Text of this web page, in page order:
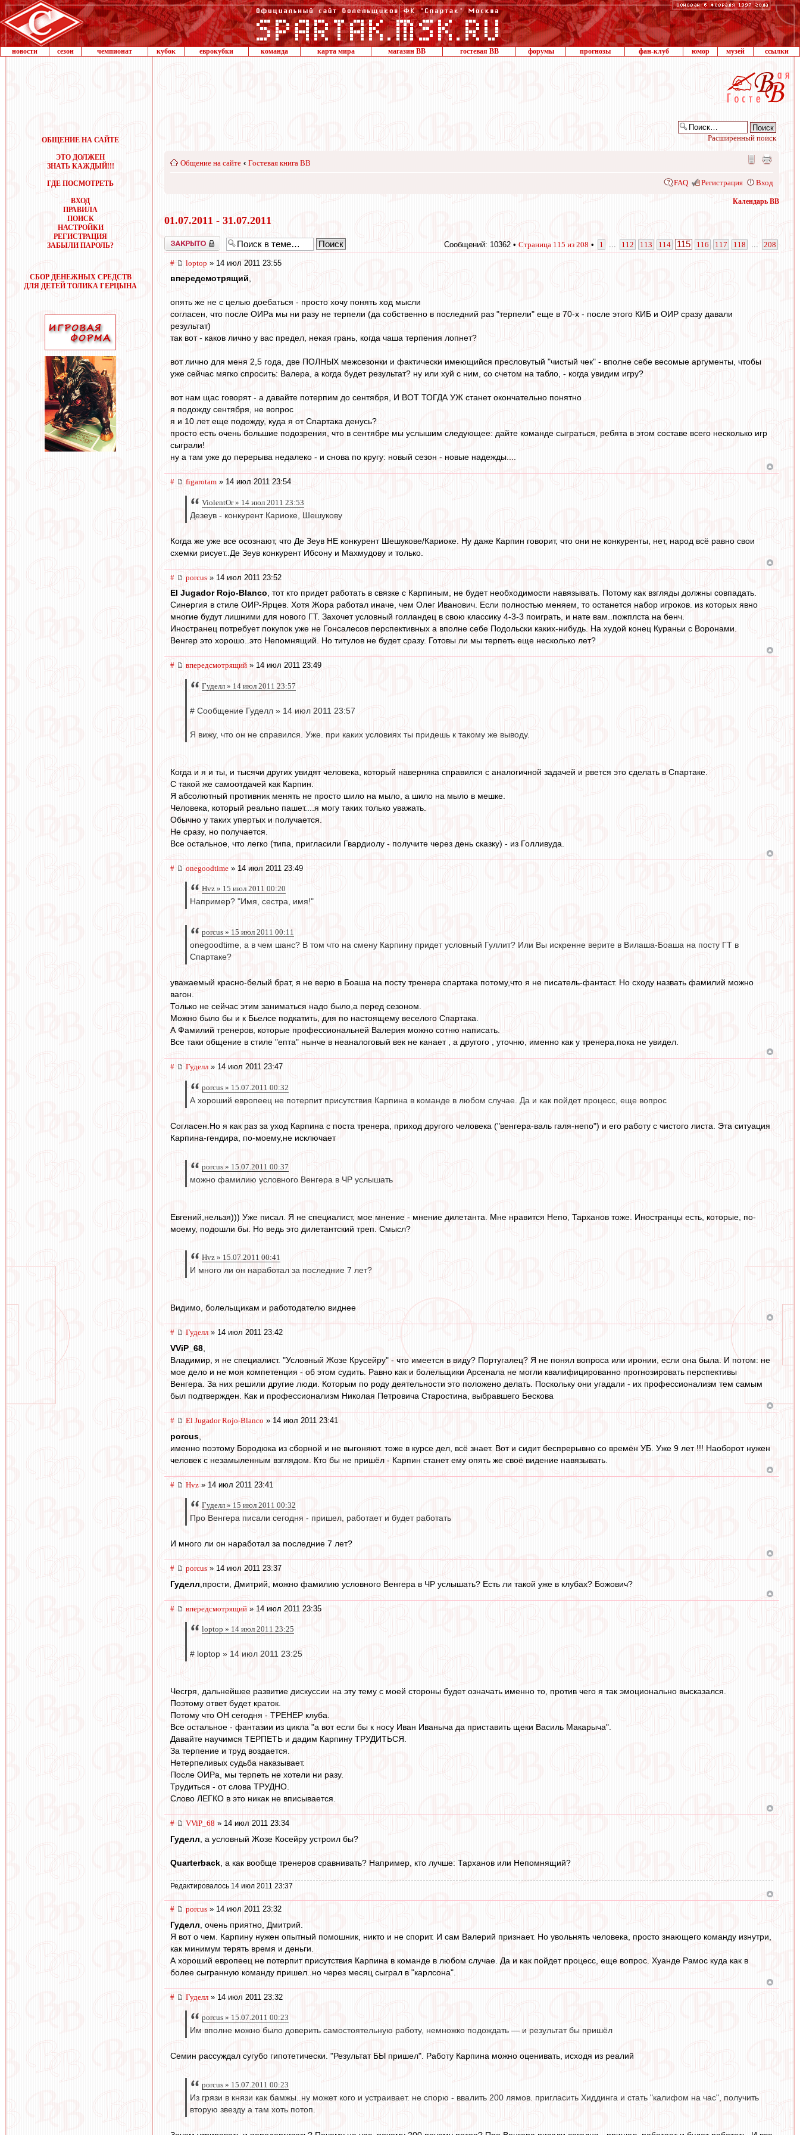
новости сезон чемпионат кубок еврокубки команда карта мира магазин ВВ гостевая ВВ форумы прогнозы фан-клуб юмор музей ссылки
ОБЩЕНИЕ НА САЙТЕ
ЭТО ДОЛЖЕН
ЗНАТЬ КАЖДЫЙ!!!
ГДЕ ПОСМОТРЕТЬ
ВХОД
ПРАВИЛА
ПОИСК
НАСТРОЙКИ
РЕГИСТРАЦИЯ
ЗАБЫЛИ ПАРОЛЬ?
СБОР ДЕНЕЖНЫХ СРЕДСТВ
ДЛЯ ДЕТЕЙ ТОЛИКА ГЕРЦЫНА
Расширенный поиск
Общение на сайте ‹ Гостевая книга ВВ
FAQ Регистрация Вход
Календарь ВВ
01.07.2011 - 31.07.2011
Закрыто Сообщений: 10362 • Страница 115 из 208 • 1 112 113 114 115 116 117 118 208
# loptop » 14 июл 2011 23:55
впередсмотрящий,
опять же не с целью доебаться - просто хочу понять ход мысли
согласен, что после ОИРа мы ни разу не терпели (да собственно в последний раз "терпели" еще в 70-х - после этого КИБ и ОИР сразу давали
результат)
так вот - каков лично у вас предел, некая грань, когда чаша терпения лопнет?
вот лично для меня 2,5 года, две ПОЛНЫХ межсезонки и фактически имеющийся пресловутый "чистый чек" - вполне себе весомые аргументы, чтобы
уже сейчас мягко спросить: Валера, а когда будет результат? ну или хуй с ним, со счетом на табло, - когда увидим игру?
вот нам щас говорят - а давайте потерпим до сентября, И ВОТ ТОГДА УЖ станет окончательно понятно
я подожду сентября, не вопрос
я и 10 лет еще подожду, куда я от Спартака денусь?
просто есть очень большие подозрения, что в сентябре мы услышим следующее: дайте команде сыграться, ребята в этом составе всего несколько игр
сыграли!
ну а там уже до перерыва недалеко - и снова по кругу: новый сезон - новые надежды....
# figarotam » 14 июл 2011 23:54
ViolentOr » 14 июл 2011 23:53
Дезеув - конкурент Кариоке, Шешукову
Когда же уже все осознают, что Де Зеув НЕ конкурент Шешукове/Кариоке. Ну даже Карпин говорит, что они не конкуренты, нет, народ всё равно свои
схемки рисует..Де Зеув конкурент Ибсону и Махмудову и только.
# porcus » 14 июл 2011 23:52
El Jugador Rojo-Blanco, тот кто придет работать в связке с Карпиным, не будет необходимости навязывать. Потому как взгляды должны совпадать.
Синергия в стиле ОИР-Ярцев. Хотя Жора работал иначе, чем Олег Иванович. Если полностью меняем, то останется набор игроков. из которых явно
многие будут лишними для нового ГТ. Захочет условный голландец в свою классику 4-3-3 поиграть, и нате вам..пожплста на бенч.
Иностранец потребует покупок уже не Гонсалесов перспективных а вполне себе Подольски каких-нибудь. На худой конец Кураньи с Воронами.
Венгер это хорошо..это Непомнящий. Но титулов не будет сразу. Готовы ли мы терпеть еще несколько лет?
# впередсмотрящий » 14 июл 2011 23:49
Гуделл » 14 июл 2011 23:57
# Сообщение Гуделл » 14 июл 2011 23:57
Я вижу, что он не справился. Уже. при каких условиях ты придешь к такому же выводу.
Когда и я и ты, и тысячи других увидят человека, который наверняка справился с аналогичной задачей и рвется это сделать в Спартаке.
С такой же самоотдачей как Карпин.
Я абсолютный противник менять не просто шило на мыло, а шило на мыло в мешке.
Человека, который реально пашет....я могу таких только уважать.
Обычно у таких упертых и получается.
Не сразу, но получается.
Все остальное, что легко (типа, пригласили Гвардиолу - получите через день сказку) - из Голливуда.
# onegoodtime » 14 июл 2011 23:49
Hvz » 15 июл 2011 00:20
Например? "Имя, сестра, имя!"
porcus » 15 июл 2011 00:11
onegoodtime, а в чем шанс? В том что на смену Карпину придет условный Гуллит? Или Вы искренне верите в Вилаша-Боаша на посту ГТ в
Спартаке?
уважаемый красно-белый брат, я не верю в Боаша на посту тренера спартака потому,что я не писатель-фантаст. Но сходу назвать фамилий можно
вагон.
Только не сейчас этим заниматься надо было,а перед сезоном.
Можно было бы и к Бьелсе подкатить, для по настоящему веселого Спартака.
А Фамилий тренеров, которые профессиональней Валерия можно сотню написать.
Все таки общение в стиле "епта" нынче в неаналоговый век не канает , а другого , уточню, именно как у тренера,пока не увидел.
# Гуделл » 14 июл 2011 23:47
porcus » 15.07.2011 00:32
А хороший европеец не потерпит присутствия Карпина в команде в любом случае. Да и как пойдет процесс, еще вопрос
Согласен.Но я как раз за уход Карпина с поста тренера, приход другого человека ("венгера-валь галя-непо") и его работу с чистого листа. Эта ситуация
Карпина-гендира, по-моему,не исключает
porcus » 15.07.2011 00:37
можно фамилию условного Венгера в ЧР услышать
Евгений,нельзя))) Уже писал. Я не специалист, мое мнение - мнение дилетанта. Мне нравится Непо, Тарханов тоже. Иностранцы есть, которые, по-
моему, подошли бы. Но ведь это дилетантский треп. Смысл?
Hvz » 15.07.2011 00:41
И много ли он наработал за последние 7 лет?
Видимо, болельщикам и работодателю виднее
# Гуделл» 14 июл 2011 23:42
VViP_68
Владимир, я не специалист. "Условный Жозе Крусейру" - что имеется в виду? Португалец? Я не понял вопроса или иронии, если она была. И потом: не
мое дело и не моя компетенция - об этом судить. Равно как и болельщики Арсенала не могли квалифицированно прогнозировать перспективы
Венгера. За них решили другие люди. Которым по роду деятельности это положено делать. Поскольку они угадали - их профессионализм тем самым
был подтвержден. Как и профессионализм Николая Петровича Старостина, выбравшего Бескова
# El Jugador Rojo-Blanco » 14 июл 2011 23:41
porcus
именно поэтому Бородюка из сборной и не выгоняют. тоже в курсе дел, всё знает. Вот и сидит беспрерывно со времён УБ. Уже 9 лет !!! Наоборот нужен
человек с незамыленным взглядом. Кто бы не пришёл - Карпин станет ему опять же своё видение навязывать.
# Hvz » 14 июл 2011 23:41
Гуделл » 15 июл 2011 00:32
Про Венгера писали сегодня - пришел, работает и будет работать
И много ли он наработал за последние 7 лет?
# porcus » 14 июл 2011 23:37
Гуделл ,прости, Дмитрий, можно фамилию условного Венгера в ЧР услышать? Есть ли такой уже в клубах? Божович?
# впередсмотрящий » 14 июл 2011 23:35
loptop » 14 июл 2011 23:25
# loptop » 14 июл 2011 23:25
Чесгря, дальнейшее развитие дискуссии на эту тему с моей стороны будет означать именно то, против чего я так эмоционально высказался.
Поэтому ответ будет краток.
Потому что ОН сегодня - ТРЕНЕР клуба.
Все остальное - фантазии из цикла "а вот если бы к носу Иван Иваныча да приставить щеки Василь Макарыча".
Давайте научимся ТЕРПЕТЬ и дадим Карпину ТРУДИТЬСЯ.
За терпение и труд воздается.
Нетерпеливых судьба наказывает.
После ОИРа, мы терпеть не хотели ни разу.
Трудиться - от слова ТРУДНО.
Слово ЛЕГКО в это никак не вписывается.
# VViP_68 » 14 июл 2011 23:34
Гуделл , а условный Жозе Косейру устроил бы?
Quarterback , а как вообще тренеров сравнивать? Например, кто лучше: Тарханов или Непомнящий?
Редактировалось 14 июл 2011 23:37
# porcus » 14 июл 2011 23:32
Гуделл , очень приятно, Дмитрий.
Я вот о чем. Карпину нужен опытный помошник, никто и не спорит. И сам Валерий признает. Но увольнять человека, просто знающего команду изнутри,
как минимум терять время и деньги.
А хороший европеец не потерпит присутствия Карпина в команде в любом случае. Да и как пойдет процесс, еще вопрос. Хуанде Рамос куда как в
более сыгранную команду пришел..но через месяц сыграл в "карлсона".
# Гуделл » 14 июл 2011 23:32
porcus » 15.07.2011 00:23
Им вполне можно было доверить самостоятельную работу, немножко подождать — и результат бы пришёл
Семин рассуждал сугубо гипотетически. "Результат БЫ пришел". Работу Карпина можно оценивать, исходя из реалий
porcus » 15.07.2011 00:23
Из грязи в князи как бамжы..ну может кого и устраивает. не спорю - ввалить 200 лямов. пригласить Хиддинга и стать "калифом на час", получить
вторую звезду а там хоть потоп.